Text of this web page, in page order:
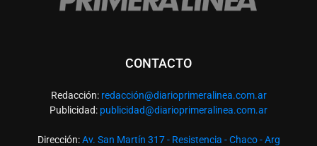
CONTACTO
Redacción: redacción@diarioprimeralinea.com.ar
Publicidad: publicidad@diarioprimeralinea.com.ar
Dirección:Av. San Martín 317 - Resistencia - Chaco - Arg